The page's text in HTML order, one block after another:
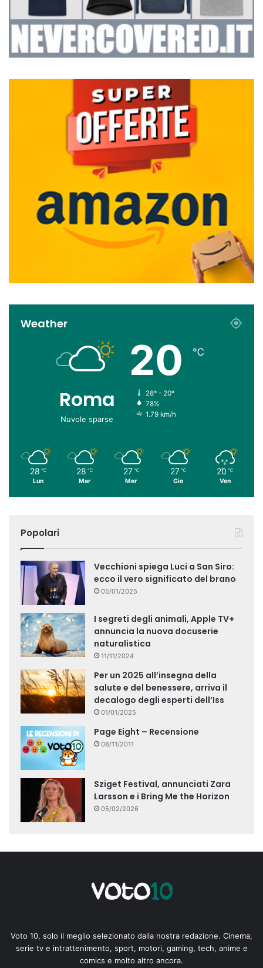
Weather
Roma
Nuvole sparse
20 ℃
28º - 20º
78%
1.79 km/h
28 ℃
Lun
28 ℃
Mar
27 ℃
Mer
27 ℃
Gio
20 ℃
Ven
Popolari
Vecchioni spiega Luci a San Siro:
ecco il vero significato del brano
05/01/2025
I segreti degli animali, Apple TV+
annuncia la nuova docuserie
naturalistica
11/11/2024
Per un 2025 all’insegna della
salute e del benessere, arriva il
decalogo degli esperti dell’Iss
01/01/2025
Page Eight – Recensione
08/11/2011
Sziget Festival, annunciati Zara
Larsson e i Bring Me the Horizon
05/02/2026
Voto 10, solo il meglio selezionato dalla nostra redazione. Cinema,
serie tv e intrattenimento, sport, motori, gaming, tech, anime e
comics e molto altro ancora.